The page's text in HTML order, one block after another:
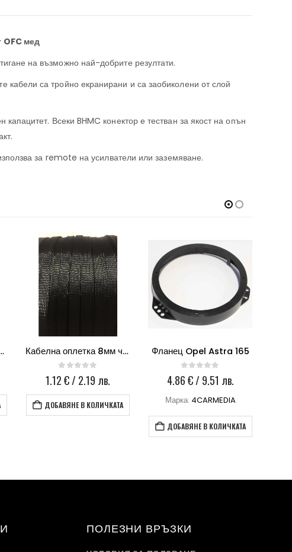
OFC мед
на възможно най-добрите резултати.
са тройно екранирани и са заобиколени от слой
Всеки BHMC конектор е тестван за якост на опън
за remote на усилватели или заземяване.
12мм черна Кабелна оплетка 8мм черна
0 out of 5
1.12€/ 2.19 лв.
ДОБАВЯНЕ В КОЛИЧКАТА
Фланец Opel Astra 165
0 out of 5
4.86€/ 9.51 лв.
Марка: 4CARMEDIA
ДОБАВЯНЕ В КОЛИЧКАТА
ПОЛЕЗНИ ВРЪЗКИ